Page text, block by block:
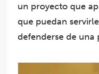
un proyecto que
que puedan
defenderse de una